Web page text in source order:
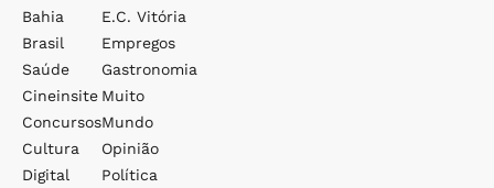
Bahia
Brasil
Saúde
Cineinsite
Concursos
Cultura
Digital
E.c. Vitória
Empregos
Gastronomia
Muito
Mundo
Opinião
Política